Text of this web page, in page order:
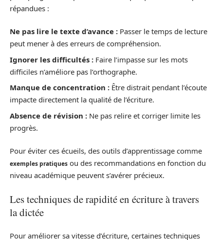
répandues :
Ne pas lire le texte d’avance : Passer le temps de lecture
peut mener à des erreurs de compréhension.
Ignorer les difficultés : Faire l’impasse sur les mots
difficiles n’améliore pas l’orthographe.
Manque de concentration : Être distrait pendant l’écoute
impacte directement la qualité de l’écriture.
Absence de révision : Ne pas relire et corriger limite les
progrès.
Pour éviter ces écueils, des outils d’apprentissage comme
exemples pratiques ou des recommandations en fonction du
niveau académique peuvent s’avérer précieux.
Les techniques de rapidité en écriture à travers
la dictée
Pour améliorer sa vitesse d’écriture, certaines techniques